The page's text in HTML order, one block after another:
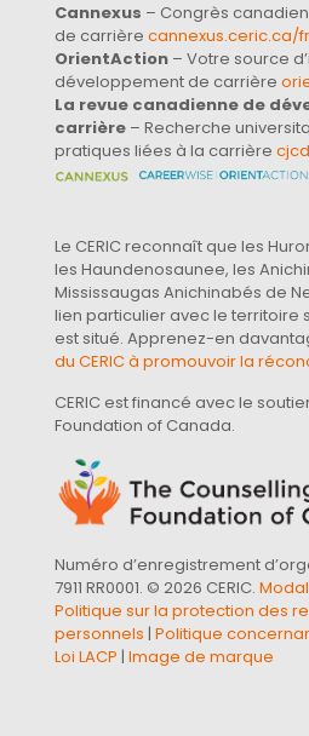
Cannexus – Congrès
de carrière cannexus.ceric.ca/fr
OrientAction – Votre source
développement de carrière
La revue canadienne de
carrière – Recherche
pratiques liées à la carrière
Le CERIC reconnaît que les
les Haundenosaunee, les
Mississaugas Anichinabés de
lien particulier avec le territoire
est situé. Apprenez-en
du CERIC à promouvoir la
CERIC est financé avec le
Foundation of Canada.
Numéro d’enregistrement
7911 RR0001. © 2026 CERIC.
Politique sur la protection des
personnels | Politique
Loi LACP | Image de marque